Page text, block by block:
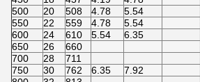
500
20 508 4.78 5.54
550
22 559 4.78 5.54
600
24 610 5.54 6.35
650
26 660
700
28 711
750
30 762 6.35 7.92